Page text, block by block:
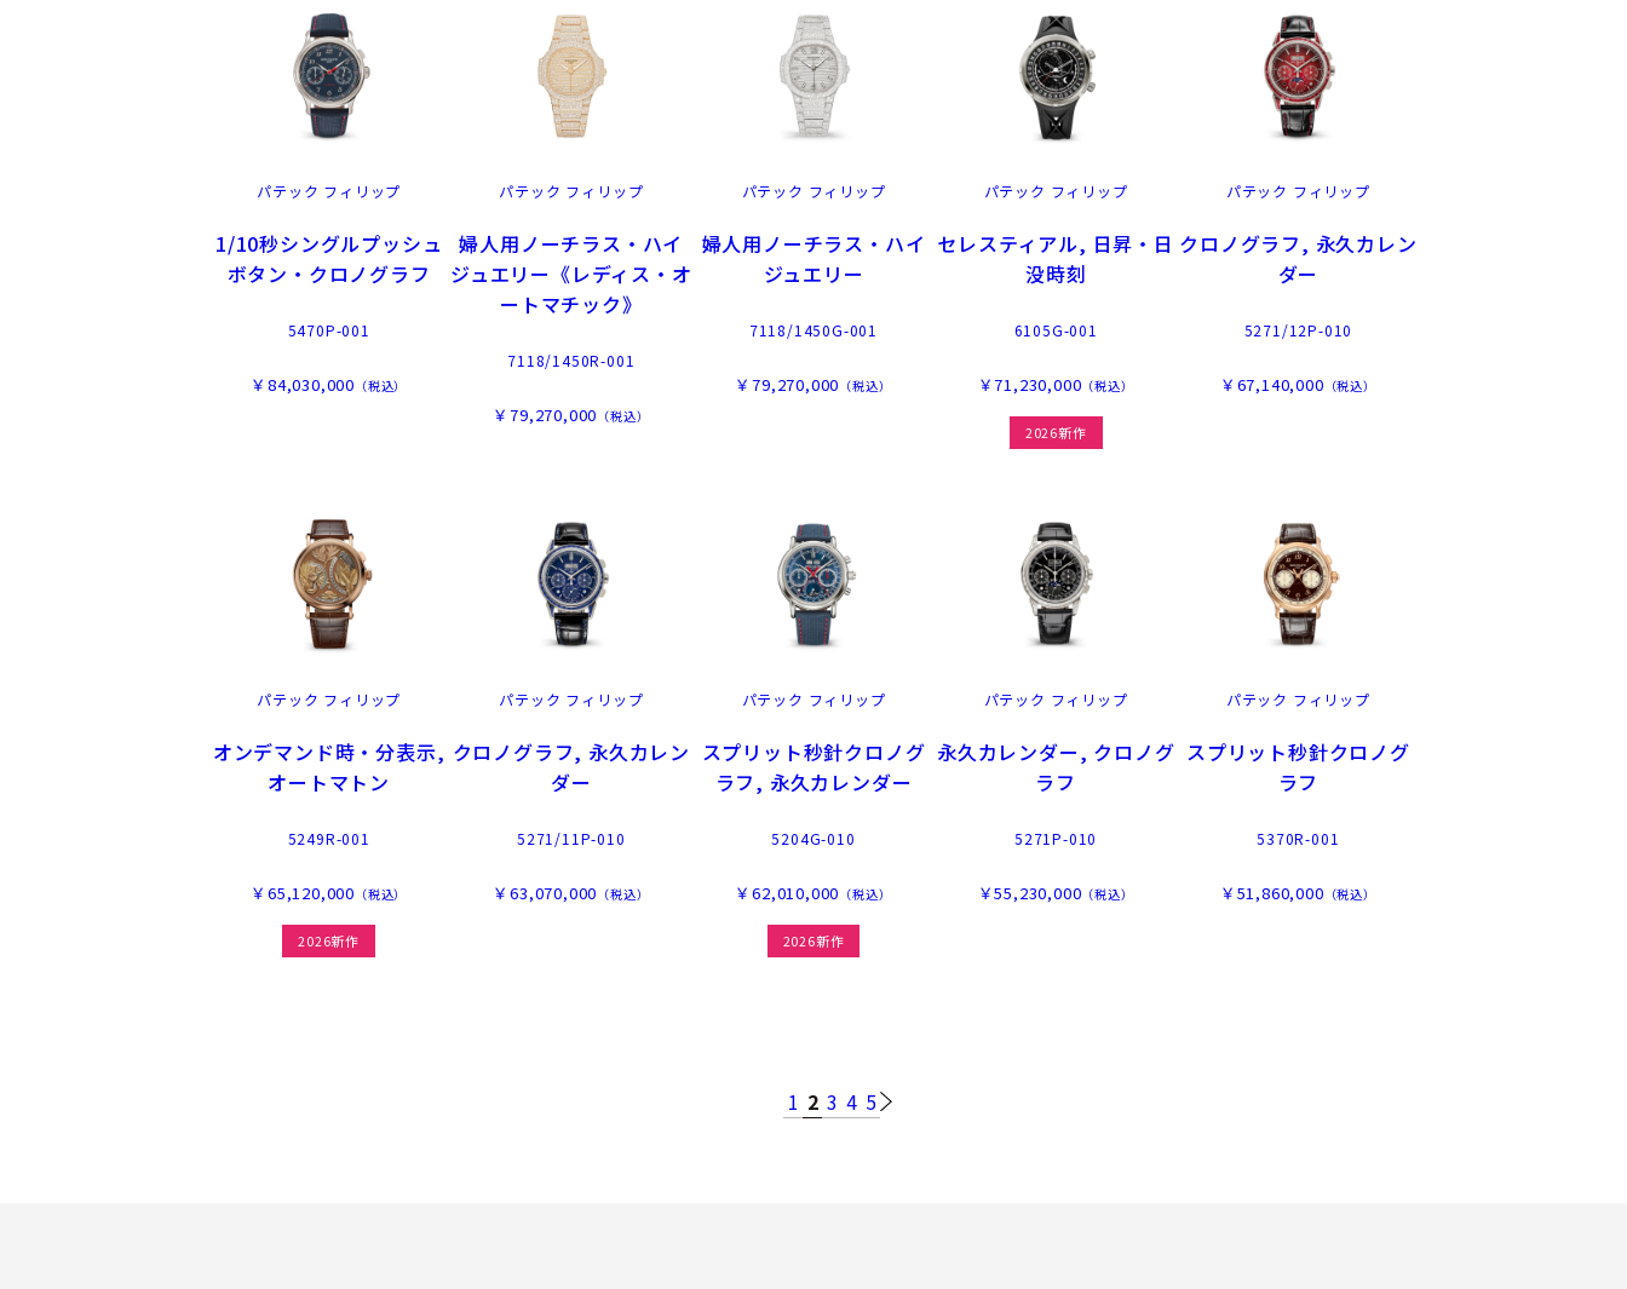
パテック フィリップ
1/10秒シングルプッシュ
ボタン・クロノグラフ
5470P-001
￥84,030,000 （税込）
パテック フィリップ
婦人用ノーチラス・ハイ
ジュエリー《レディス・オ
ートマチック》
7118/1450R-001
￥79,270,000 （税込）
パテック フィリップ
婦人用ノーチラス・ハイ
ジュエリー
7118/1450G-001
￥79,270,000 （税込）
パテック フィリップ
セレスティアル, 日昇・日
没時刻
6105G-001
￥71,230,000 （税込）
2026新作
パテック フィリップ
クロノグラフ, 永久カレン
ダー
5271/12P-010
￥67,140,000 （税込）
パテック フィリップ
オンデマンド時・分表示,
オートマトン
5249R-001
￥65,120,000 （税込）
2026新作
パテック フィリップ
クロノグラフ, 永久カレン
ダー
5271/11P-010
￥63,070,000 （税込）
パテック フィリップ
スプリット秒針クロノグ
ラフ, 永久カレンダー
5204G-010
￥62,010,000 （税込）
2026新作
パテック フィリップ
永久カレンダー, クロノグ
ラフ
5271P-010
￥55,230,000 （税込）
パテック フィリップ
スプリット秒針クロノグ
ラフ
5370R-001
￥51,860,000 （税込）
1 2 3 4 5